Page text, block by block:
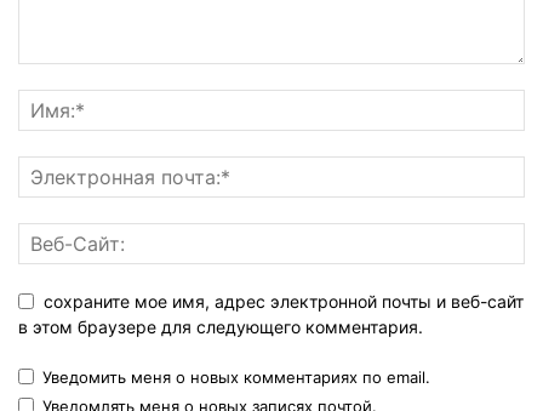
сохраните мое имя, адрес электронной почты и веб-сайт
в этом браузере для следующего комментария.
Уведомить меня о новых комментариях по email.
Уведомлять меня о новых записях почтой.